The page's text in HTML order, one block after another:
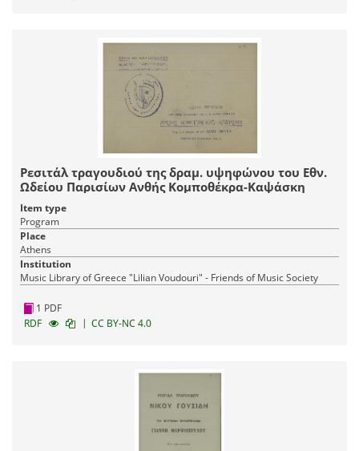
Ρεσιτάλ τραγουδιού της δραμ. υψηφώνου του Εθν.
Ωδείου Παρισίων Ανθής Κομποθέκρα-Καψάσκη
Item type
Program
Place
Athens
Institution
Music Library of Greece "Lilian Voudouri" - Friends of Music Society
1 PDF
RDF
| CC BY-NC 4.0